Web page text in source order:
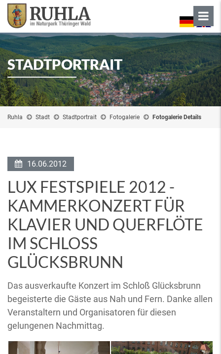
STADTPORTRAIT
Ruhla Stadt Stadtportrait Fotogalerie Fotogalerie Details
16.06.2012
LUX FESTSPIELE 2012 -
KAMMERKONZERT FÜR
KLAVIER UND QUERFLÖTE
IM SCHLOSS
GLÜCKSBRUNN
Das ausverkaufte Konzert im Schloß Glücksbrunn
begeisterte die Gäste aus Nah und Fern. Danke allen
Veranstaltern und Organisatoren für diesen
gelungenen Nachmittag.